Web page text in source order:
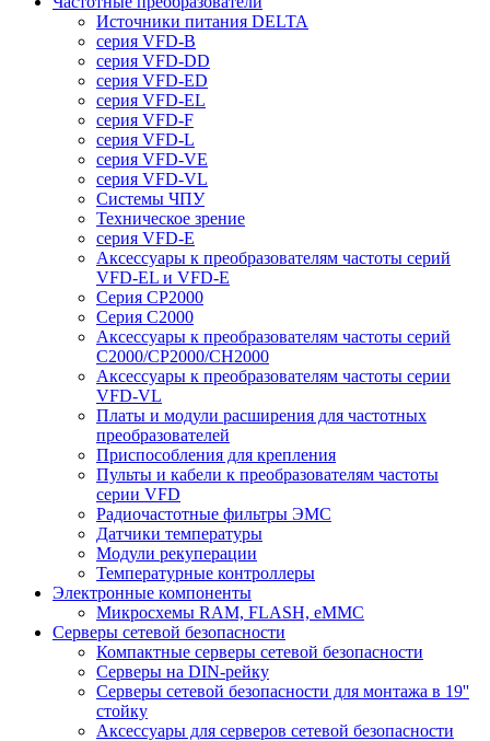
Источники питания DELTA
серия VFD-B
серия VFD-DD
серия VFD-ED
серия VFD-EL
серия VFD-F
серия VFD-L
серия VFD-VE
серия VFD-VL
Системы ЧПУ
Техническое зрение
серия VFD-E
Аксессуары к преобразователям частоты серий
VFD-EL и VFD-E
Серия CP2000
Серия C2000
Аксессуары к преобразователям частоты серий
С2000/CP2000/CH2000
Аксессуары к преобразователям частоты серии
VFD-VL
Платы и модули расширения для частотных
преобразователей
Приспособления для крепления
Пульты и кабели к преобразователям частоты
серии VFD
Радиочастотные фильтры ЭМС
Датчики температуры
Модули рекуперации
Температурные контроллеры
Электронные компоненты
Микросхемы RAM, FLASH, eMMC
Серверы сетевой безопасности
Компактные серверы сетевой безопасности
Серверы на DIN-рейку
Серверы сетевой безопасности для монтажа в 19''
стойку
Аксессуары для серверов сетевой безопасности